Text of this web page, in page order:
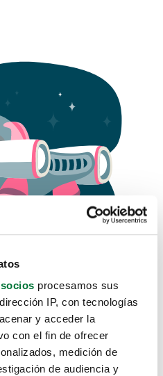
procesamos sus
IP, con tecnologías
y acceder la
con el fin de ofrecer
medición de
de audiencia y
como
hasta aquí.